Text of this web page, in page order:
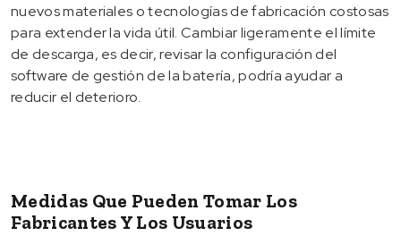
nuevos materiales o tecnologías de fabricación costosas
para extender la vida útil. Cambiar ligeramente el límite
de descarga, es decir, revisar la configuración del
software de gestión de la batería, podría ayudar a
reducir el deterioro.
Medidas Que Pueden Tomar Los
Fabricantes Y Los Usuarios